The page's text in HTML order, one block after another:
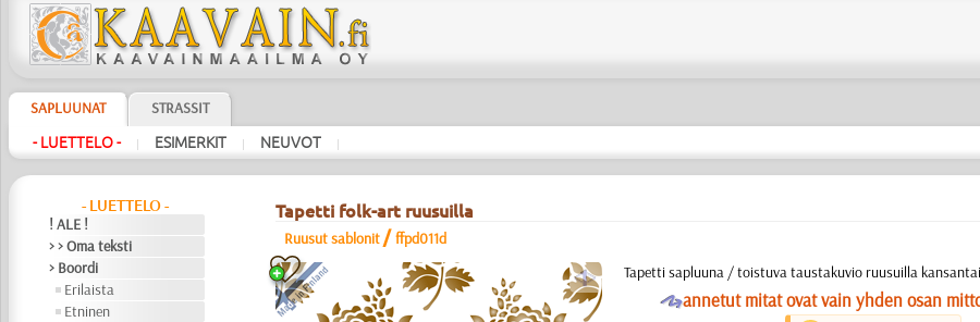
SAPLUUNAT STRASSIT
- LUETTELO - | ESIMERKIT | NEUVOT |
- LUETTELO -
! ALE !
> > Oma teksti
> Boordi
Erilaista
Etninen
Tapetti folk-art ruusuilla
Ruusut sablonit /ffpd011d
a Tapetti sapluuna / toistuva taustakuvio ruusuilla
Oannetut mitat ovat vain yhden osan